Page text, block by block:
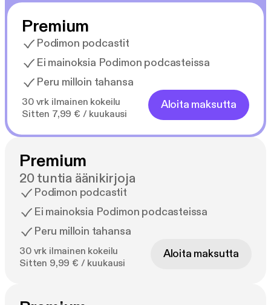
Premium
Podimon podcastit
Ei mainoksia Podimon podcasteissa
Peru milloin tahansa
30 vrk ilmainen kokeilu
Sitten 7,99 € / kuukausi
Aloita maksutta
Premium
20 tuntia äänikirjoja
Podimon podcastit
Ei mainoksia Podimon podcasteissa
Peru milloin tahansa
30 vrk ilmainen kokeilu
Sitten 9,99 € / kuukausi
Aloita maksutta